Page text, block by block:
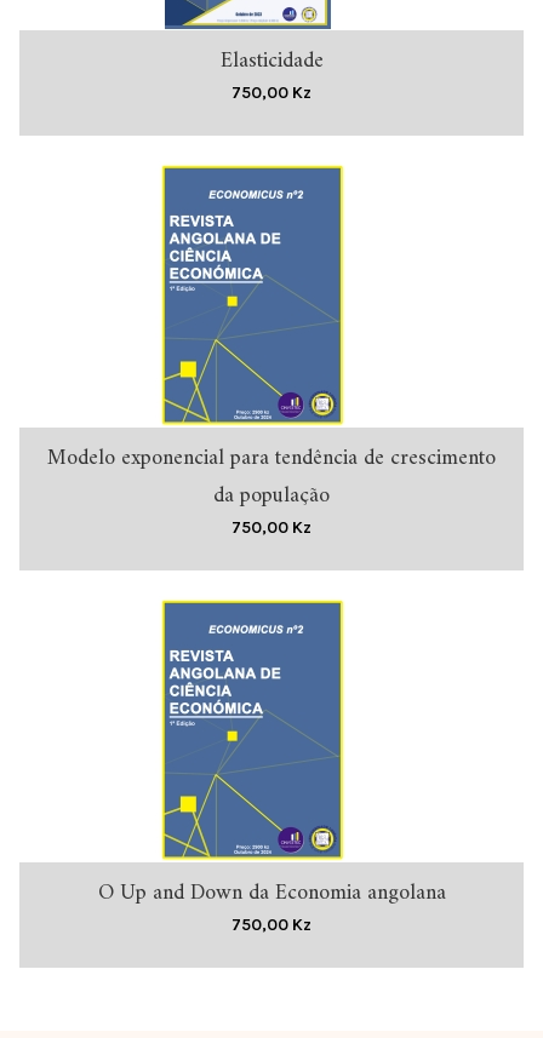
ADICIONAR
Elasticidade
750,00 Kz
ADICIONAR
Modelo exponencial para tendência de crescimento
da população
750,00 Kz
ADICIONAR
O Up and Down da Economia angolana
750,00 Kz